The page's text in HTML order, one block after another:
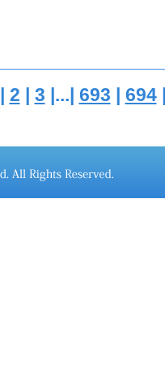
| 2 | 3 |...| 693 | 694